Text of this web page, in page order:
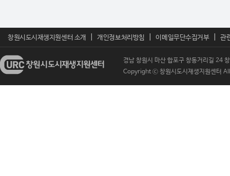
창원시도시재생지원센터 소개 개인정보처리방침 이메일무단수집거부 관
경남 창원시 마산 합포구 창동거리길
Copyright ⓒ 창원시도시재생지원센터